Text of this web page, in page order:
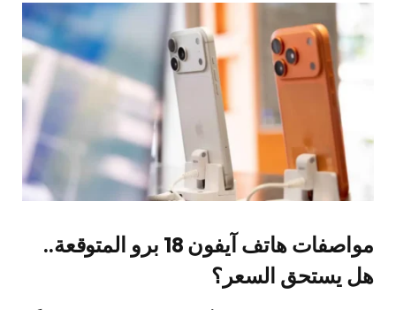
مواصفات هاتف آيفون 18 برو المتوقعة..
هل يستحق السعر؟